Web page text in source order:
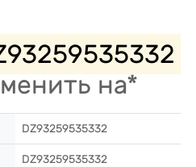
на*
DZ93259535332
DZ93259535332